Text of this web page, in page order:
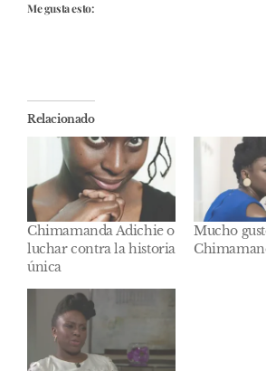
Me gusta esto:
Relacionado
Chimamanda Adichie o
luchar contra la historia
única
Mucho